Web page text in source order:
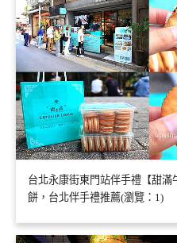
台北永康街東門站伴手禮【甜
餅，台北伴手禮推薦(瀏覽：1)